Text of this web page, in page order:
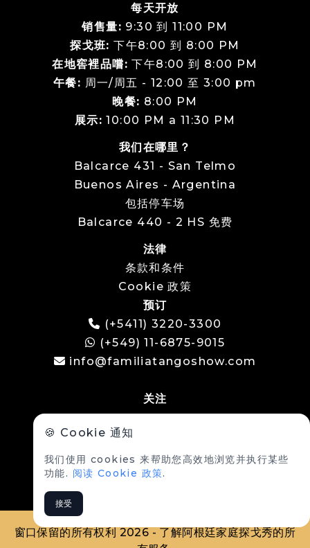
每天开放
销售量: 9:30 到 11:00 PM
探戈班: 下午8:00 到 8:00 PM
在地窖裡品嚐: 下午8:00 到 8:00 PM
午餐: 周一/周五 - 12:00 至 3:00 pm
晚餐: 8:00 PM
展示: 10:00 PM a 11:30 PM
我们在哪里？
Balcarce 431 - San Telmo
Buenos Aires - Argentina
包括停车场
Balcarce 440 - 2 HS 免费
法律
条款和条件
Cookie 政策
预订
(+5411) 3220-3300
(+549) 11-6875-9015
info@familiatangoshow.com
关注
窗口保留的所有权利 2026 - 了解阿根廷家庭探戈秀的所
🍪 Cookie 通知
我们使用 cookies 来帮助您高效地浏览并执行某些
功能. 阅读 Cookie 政策.
接受